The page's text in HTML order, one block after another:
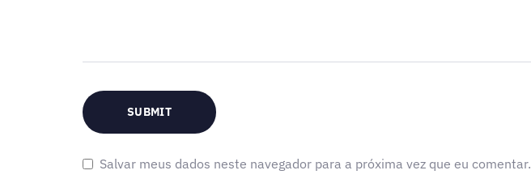
Salvar meus dados neste navegador para a próxima vez que eu comentar.